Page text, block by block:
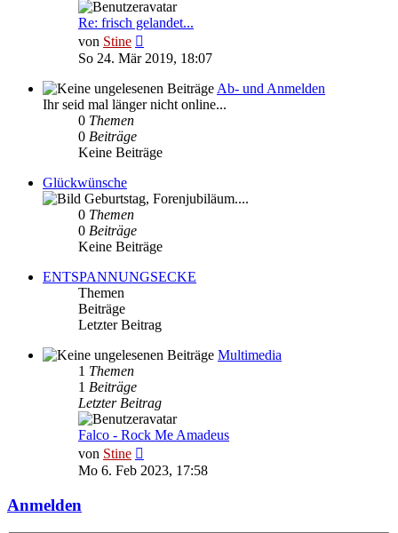
Re: frisch gelandet...
von Stine
Beitrag
So 24. Mär 2019, 18:07
Ab- und Anmelden
Ihr seid mal länger nicht online...
0 Themen
0 Beiträge
Keine Beiträge
Glückwünsche
Geburtstag, Forenjubiläum....
0 Themen
0 Beiträge
Keine Beiträge
ENTSPANNUNGSECKE
Themen
Beiträge
Letzter Beitrag
Multimedia
1 Themen
1 Beiträge
Letzter Beitrag
Falco - Rock Me Amadeus
von Stine
Beitrag
Mo 6. Feb 2023, 17:58
Anmelden